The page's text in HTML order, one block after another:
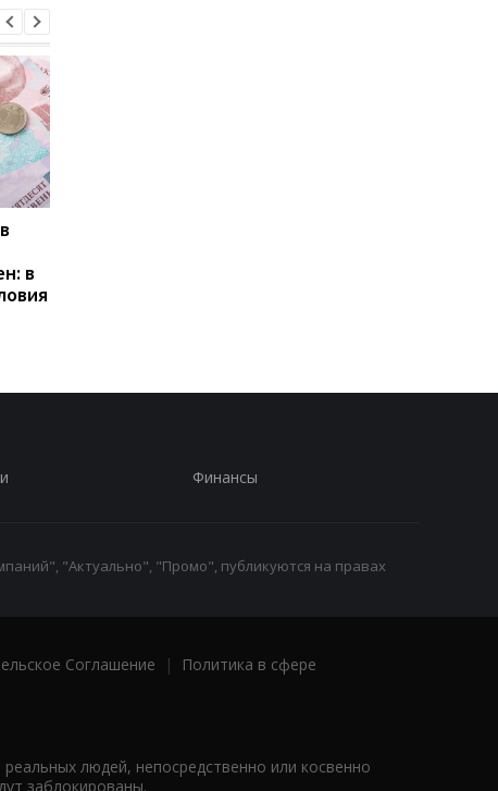
в
Финансы
"Актуально", "Промо", публикуются на правах
Соглашение |
Политика в сфере
людей, непосредственно или косвенно
заблокированы.